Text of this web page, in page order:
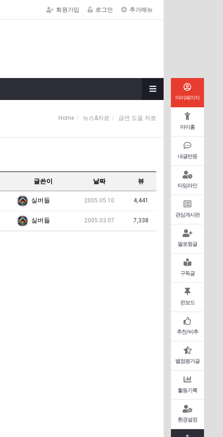
회원가입 로그인 추가메뉴
Home 뉴스&자료 금연 도움 자료
마이페이지
마이홈
내글반응
타임라인
관심게시판
팔로윙글
구독글
핀보드
추천/비추
별점평가글
활동기록
환경설정
글쓴이 날짜 뷰
실버들 2005.05.10 4,441
실버들 2005.03.07 7,338